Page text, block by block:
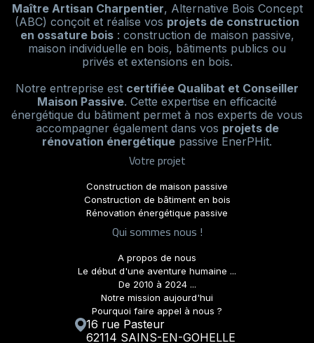
Maître Artisan Charpentier, Alternative Bois Concept
(ABC) conçoit et réalise vos projets de construction
en ossature bois: construction de maison passive,
maison individuelle en bois, bâtiments publics ou
privés et extensions en bois.
Notre entreprise est certifiée Qualibat et Conseiller
Maison Passive. Cette expertise en efficacité
énergétique du bâtiment permet à nos experts de vous
accompagner également dans vos projets de
rénovation énergétique passive EnerPHit.
Votre projet
Construction de maison passive
Construction de bâtiment en bois
Rénovation énergétique passive
Qui sommes nous !
A propos de nous
Le début d'une aventure humaine ...
De 2010 à 2024 ...
Notre mission aujourd'hui
Pourquoi faire appel à nous ?
16 rue Pasteur
62114 SAINS-EN-GOHELLE